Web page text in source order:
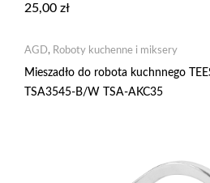
25,00 zł
AGD, Roboty kuchenne i miksery
Mieszadło do robota kuchnnego
TSA3545-B/W TSA-AKC35